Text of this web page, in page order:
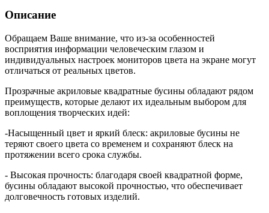
Описание
Обращаем Ваше внимание, что из-за особенностей
восприятия информации человеческим глазом и
индивидуальных настроек мониторов цвета на экране могут
отличаться от реальных цветов.
Прозрачные акриловые квадратные бусины обладают рядом
преимуществ, которые делают их идеальным выбором для
воплощения творческих идей:
-Насыщенный цвет и яркий блеск: акриловые бусины не
теряют своего цвета со временем и сохраняют блеск на
протяжении всего срока службы.
- Высокая прочность: благодаря своей квадратной форме,
бусины обладают высокой прочностью, что обеспечивает
долговечность готовых изделий.